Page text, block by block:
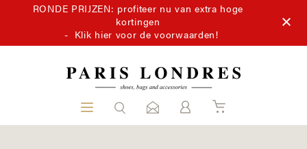
RONDE PRIJZEN: profiteer nu van extra hoge
kortingen
- Klik hier voor de voorwaarden!